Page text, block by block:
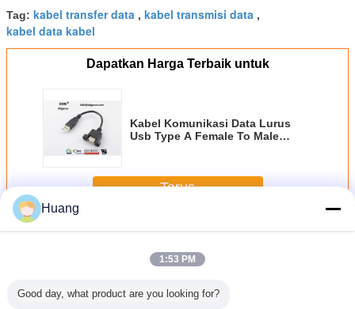
Tag: kabel transfer data , kabel transmisi data ,
kabel data kabel
Dapatkan Harga Terbaik untuk
Kabel Komunikasi Data Lurus
Usb Type A Female To Male
Terus
LebihKabel Komunikasi Data
Huang
1:53 PM
Good day, what product are you looking for?